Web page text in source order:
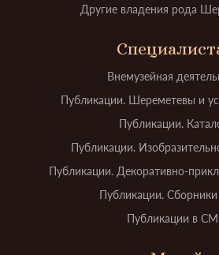
Другие владения рода
Внемузейная
Публикации. Шереметевы и
Публикации.
Публикации.
Публикации. Декоративно-
Публикации. Сборники
Публикации в